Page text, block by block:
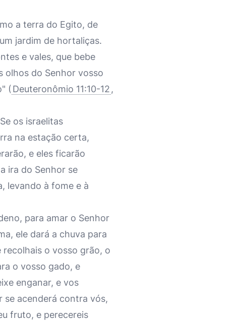
a terra do Egito, de
jardim de hortaliças.
e vales, que bebe
olhos do Senhor vosso
( Deuteronômio 11:10-12 ,
os israelitas
na estação certa,
e eles ficarão
ira do Senhor se
levando à fome e à
para amar o Senhor
ele dará a chuva para
recolhais o vosso grão, o
o vosso gado, e
enganar, e vos
se acenderá contra vós,
fruto, e perecereis